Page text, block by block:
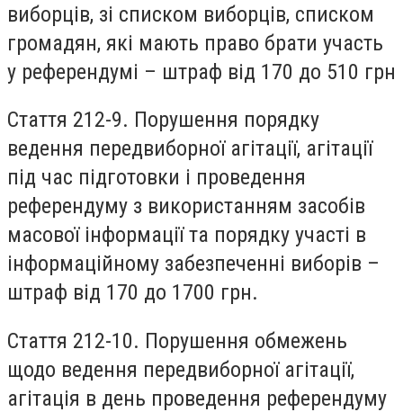
виборців, зі списком виборців, списком
громадян, які мають право брати участь
у референдумі – штраф від 170 до 510 грн
Стаття 212-9. Порушення порядку
ведення передвиборної агітації, агітації
під час підготовки і проведення
референдуму з використанням засобів
масової інформації та порядку участі в
інформаційному забезпеченні виборів –
штраф від 170 до 1700 грн.
Стаття 212-10. Порушення обмежень
щодо ведення передвиборної агітації,
агітація в день проведення референдуму